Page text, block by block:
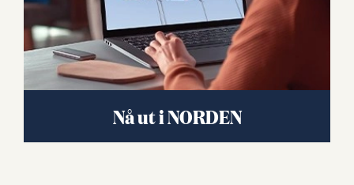
Nå ut i NORDEN